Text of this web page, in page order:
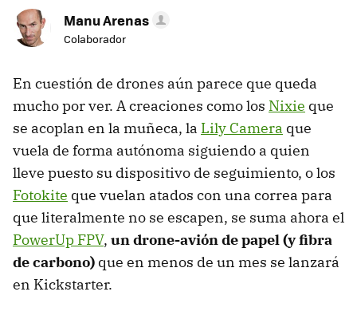
Manu Arenas
Colaborador
En cuestión de drones aún parece que queda
mucho por ver. A creaciones como los Nixie que
se acoplan en la muñeca, la Lily Camera que
vuela de forma autónoma siguiendo a quien
lleve puesto su dispositivo de seguimiento, o los
Fotokite que vuelan atados con una correa para
que literalmente no se escapen, se suma ahora el
PowerUp FPV, un drone-avión de papel (y fibra
de carbono) que en menos de un mes se lanzará
en Kickstarter.